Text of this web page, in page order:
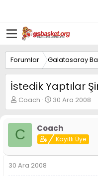
Forumlar Galatasaray
İstedik Yaptılar
K
o
u
y
B
a
ş
Coach
B
a
l
a
n
g
30 Ara 2008
C Coach
Kayıtlı Üye
30 Ara 2008